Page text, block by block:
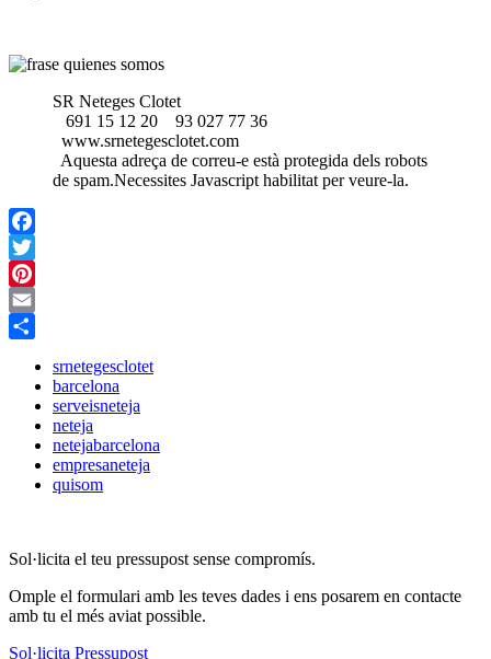
SR Neteges Clotet
691 15 12 20
93 027 77 36
www.srnetegesclotet.com
Aquesta adreça de correu-e està protegida dels robots
de spam.Necessites Javascript habilitat per veure-la.
Facebook
Twitter
Pinterest
Email
srnetegesclotet
barcelona
serveisneteja
neteja
netejabarcelona
empresaneteja
quisom
Sol·licita el teu pressupost sense compromís.
Omple el formulari amb les teves dades i ens posarem en contacte
amb tu el més aviat possible.
Sol·licita Pressupost